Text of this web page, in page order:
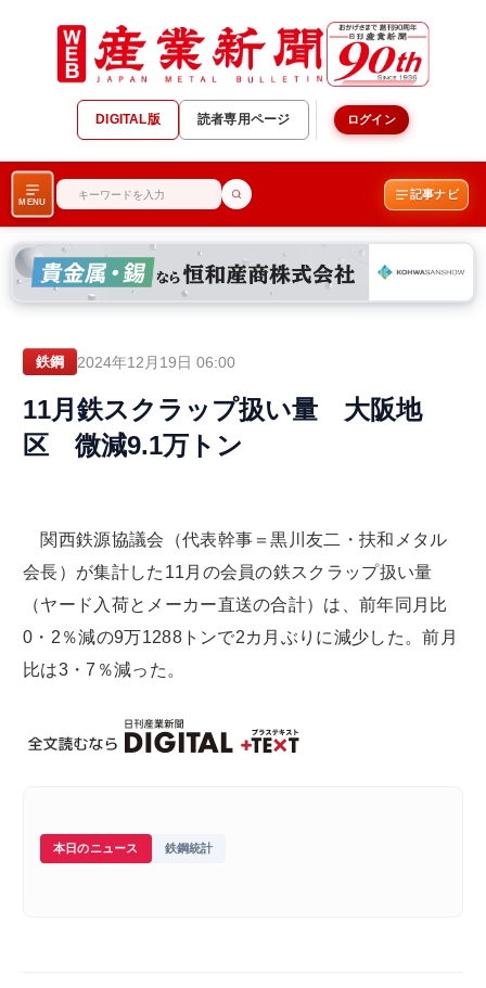
DIGITAL版 読者専用ページ ログイン
MENU
記事ナビ
鉄鋼 2024年12月19日 06:00
11月鉄スクラップ扱い量 大阪地
区 微減9.1万トン
関西鉄源協議会（代表幹事＝黒川友二・扶和メタル
会長）が集計した11月の会員の鉄スクラップ扱い量
（ヤード入荷とメーカー直送の合計）は、前年同月比
0・2％減の9万1288トンで2カ月ぶりに減少した。前月
比は3・7％減った。
本日のニュース 鉄鋼統計